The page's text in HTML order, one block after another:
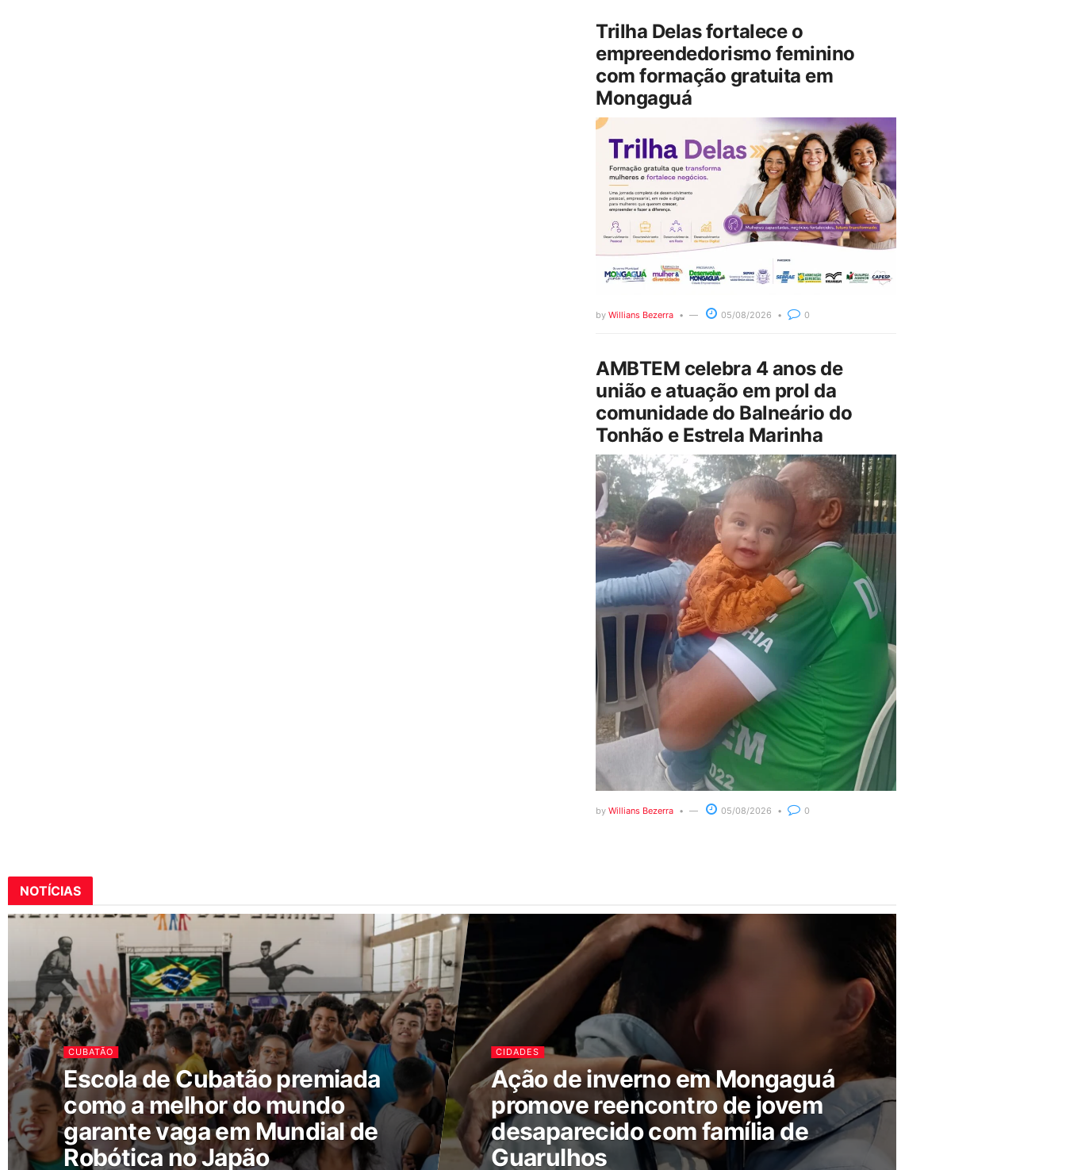
Trilha Delas fortalece o
empreendedorismo feminino
com formação gratuita em
Mongaguá
by Willians Bezerra 05/08/2026 0
AMBTEM celebra 4 anos de
união e atuação em prol da
comunidade do Balneário do
Tonhão e Estrela Marinha
by Willians Bezerra 05/08/2026 0
NOTÍCIAS
CUBATÃO
Escola de Cubatão premiada
como a melhor do mundo
garante vaga em Mundial de
Robótica no Japão
CIDADES
Ação de inverno em Mongaguá
promove reencontro de jovem
desaparecido com família de
Guarulhos